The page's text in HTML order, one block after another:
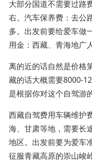
大部分国道不需要过路
右。汽车保养费：去公
多。出发前要给爱车做
用金：西藏、青海地广
离的近的话自然是价格
藏的话大概需要8000-
是根据你对这个自驾游
西藏自驾费用车辆维护
海、甘肃等地，需要长
地区。出发前要为爱车
征服青藏高原的崇山峻